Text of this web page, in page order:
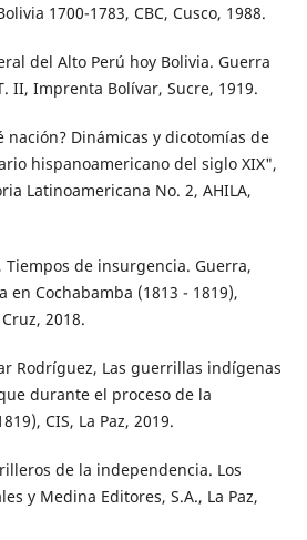
1700-1783, CBC, Cusco, 1988.
del Alto Perú hoy Bolivia. Guerra
II, Imprenta Bolívar, Sucre, 1919.
nación? Dinámicas y dicotomías de
hispanoamericano del siglo XIX",
Latinoamericana No. 2, AHILA,
Tiempos de insurgencia. Guerra,
en Cochabamba (1813 - 1819),
2018.
Rodríguez, Las guerrillas indígenas
durante el proceso de la
CIS, La Paz, 2019.
de la independencia. Los
y Medina Editores, S.A., La Paz,